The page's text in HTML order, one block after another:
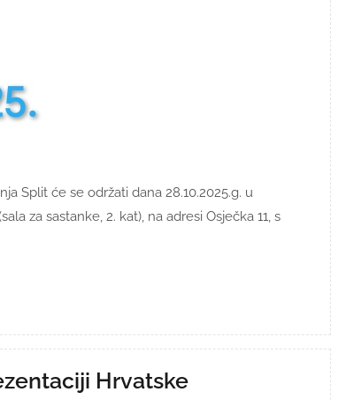
Split će se održati dana 28.10.2025.g. u
za sastanke, 2. kat), na adresi Osječka 11, s
Hrvatske